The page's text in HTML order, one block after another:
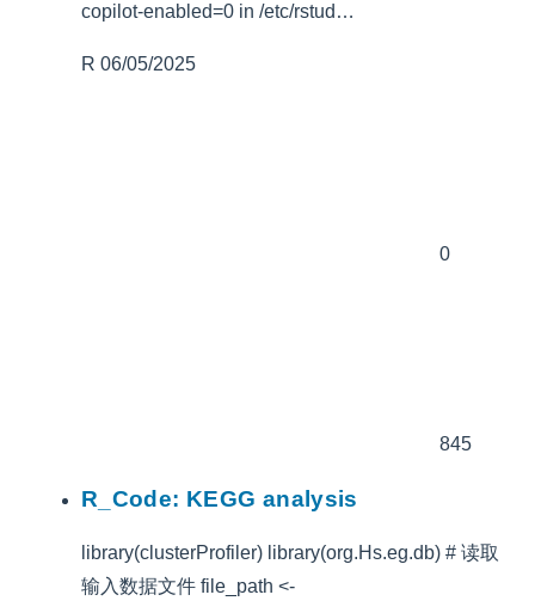
copilot-enabled=0 in /etc/rstud…
R 06/05/2025
0
845
R_Code: KEGG analysis
library(clusterProfiler) library(org.Hs.eg.db) # 读取
输入数据文件 file_path <-